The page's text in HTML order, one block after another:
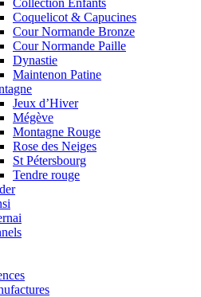
Coquelicot & Capucines
Cour Normande Bronze
Cour Normande Paille
Dynastie
Maintenon Patine
Jeux d’Hiver
Mégève
Montagne Rouge
Rose des Neiges
St Pétersbourg
Tendre rouge